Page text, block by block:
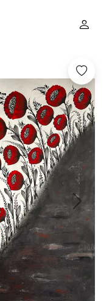
Next